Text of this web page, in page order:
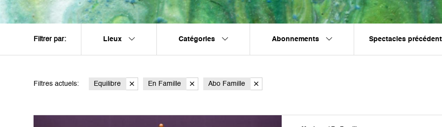
Filtrer par: Lieux Catégories Abonnements Spectacles
Filtres actuels: Equilibre En Famille Abo Famille